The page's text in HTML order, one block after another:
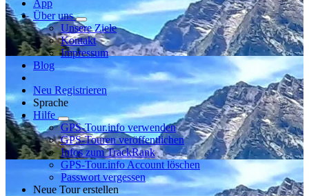
App
Über uns
Unsere Ziele
Kontakt
Impressum
Blog
Neu Registrieren
Sprache
Hilfe
GPS-Tour.info verwenden
GPS-Touren veröffentlichen
Infos zum TrackRank
GPS-Tour.info Account löschen
Passwort vergessen
Neue Tour erstellen